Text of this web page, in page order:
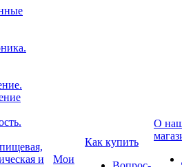
и
Мои
Как купить
О